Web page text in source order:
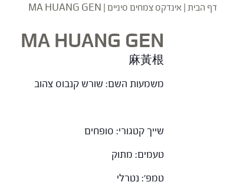
דף הבית | אינדקס צמחים סיניים |
MA HUANG GEN
MA HUANG GEN
麻黃根
משמעות השם: שורש קנבוס צהוב
שייך קטגורי: סופחים
טעמים: מתוק
טמפ': נטרלי